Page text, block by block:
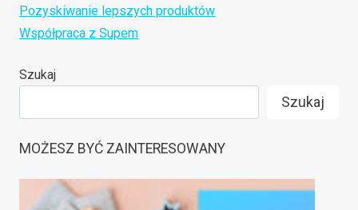
Pozyskiwanie lepszych produktów
Współpraca z Supem
Szukaj
Szukaj
MOŻESZ BYĆ ZAINTERESOWANY